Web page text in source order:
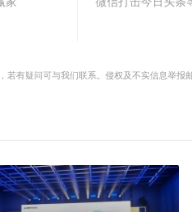
若有疑问可与我们联系。侵权及不实信息举报